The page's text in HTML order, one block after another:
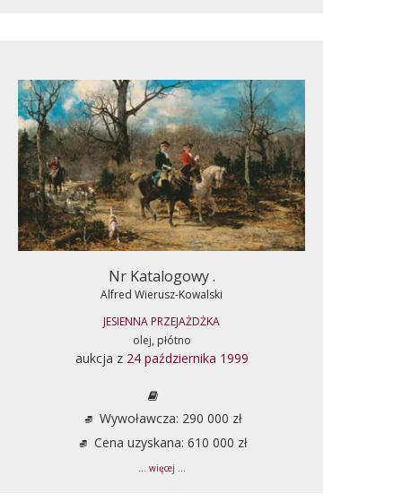
Nr Katalogowy .
Alfred Wierusz-Kowalski
JESIENNA PRZEJAŻDŻKA
olej, płótno
aukcja z 24 października 1999
Wywoławcza: 290 000 zł
Cena uzyskana: 610 000 zł
... więcej ...